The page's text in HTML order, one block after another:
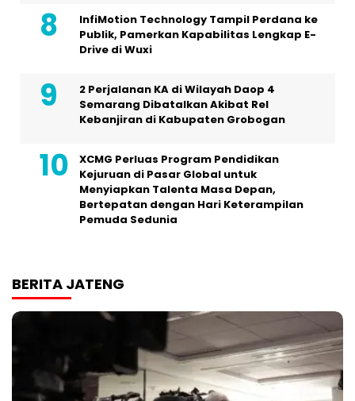
InfiMotion Technology Tampil Perdana ke
Publik, Pamerkan Kapabilitas Lengkap E-
Drive di Wuxi
2 Perjalanan KA di Wilayah Daop 4
Semarang Dibatalkan Akibat Rel
Kebanjiran di Kabupaten Grobogan
XCMG Perluas Program Pendidikan
Kejuruan di Pasar Global untuk
Menyiapkan Talenta Masa Depan,
Bertepatan dengan Hari Keterampilan
Pemuda Sedunia
BERITA JATENG